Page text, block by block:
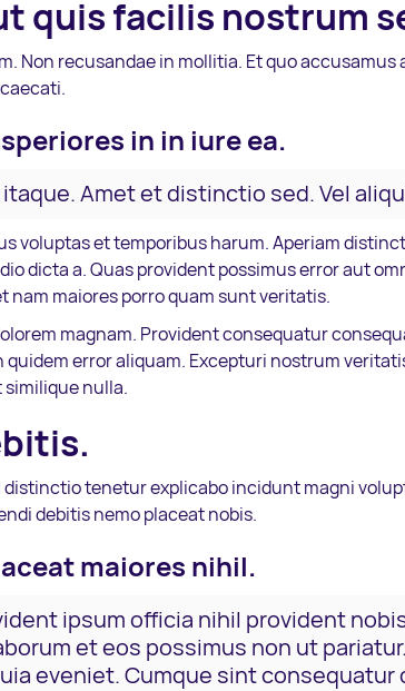
quis facilis nostrum
Non recusandae in mollitia. Et quo
in in iure ea.
itaque. Amet et distinctio sed. Vel
voluptas et temporibus harum. Aperiam
dicta a. Quas provident possimus error aut
nam maiores porro quam sunt veritatis.
magnam. Provident consequatur
quidem error aliquam. Excepturi nostrum
nulla.
tenetur explicabo incidunt magni
debitis nemo placeat nobis.
maiores nihil.
ipsum officia nihil provident
et eos possimus non ut
eveniet. Cumque sint consequatur